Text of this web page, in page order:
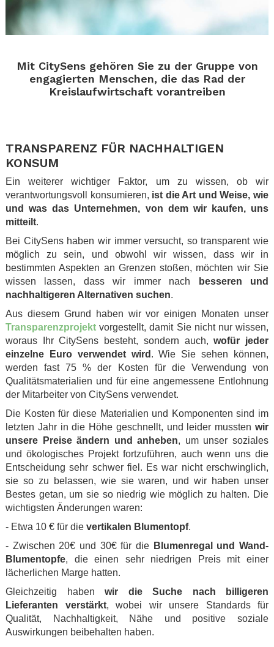
Mit CitySens gehören Sie zu der Gruppe von
engagierten Menschen, die das Rad der
Kreislaufwirtschaft vorantreiben
TRANSPARENZ FÜR NACHHALTIGEN
KONSUM
Ein weiterer wichtiger Faktor, um zu wissen, ob wir
verantwortungsvoll konsumieren, ist die Art und Weise, wie
und was das Unternehmen, von dem wir kaufen, uns
mitteilt.
Bei CitySens haben wir immer versucht, so transparent wie
möglich zu sein, und obwohl wir wissen, dass wir in
bestimmten Aspekten an Grenzen stoßen, möchten wir Sie
wissen lassen, dass wir immer nach
besseren und
nachhaltigeren Alternativen suchen.
Aus diesem Grund haben wir vor einigen Monaten unser
Transparenzprojekt vorgestellt, damit Sie nicht nur wissen,
woraus Ihr CitySens besteht, sondern auch,wofür jeder
einzelne Euro verwendet wird . Wie Sie sehen können,
werden fast 75 % der Kosten für die Verwendung von
Qualitätsmaterialien und für eine angemessene Entlohnung
der Mitarbeiter von CitySens verwendet.
Die Kosten für diese Materialien und Komponenten sind im
letzten Jahr in die Höhe geschnellt, und leider mussten wir
unsere Preise ändern und anheben, um unser soziales
und ökologisches Projekt fortzuführen, auch wenn uns die
Entscheidung sehr schwer fiel. Es war nicht erschwinglich,
sie so zu belassen, wie sie waren, und wir haben unser
Bestes getan, um sie so niedrig wie möglich zu halten. Die
wichtigsten Änderungen waren:
- Etwa 10 € für die vertikalen Blumentopf.
- Zwischen 20€ und 30€ für die Blumenregal und Wand-
Blumentopfe, die einen sehr niedrigen Preis mit einer
lächerlichen Marge hatten.
Gleichzeitig haben wir die Suche nach billigeren
Lieferanten verstärkt, wobei wir unsere Standards für
Qualität, Nachhaltigkeit, Nähe und positive soziale
Auswirkungen beibehalten haben.